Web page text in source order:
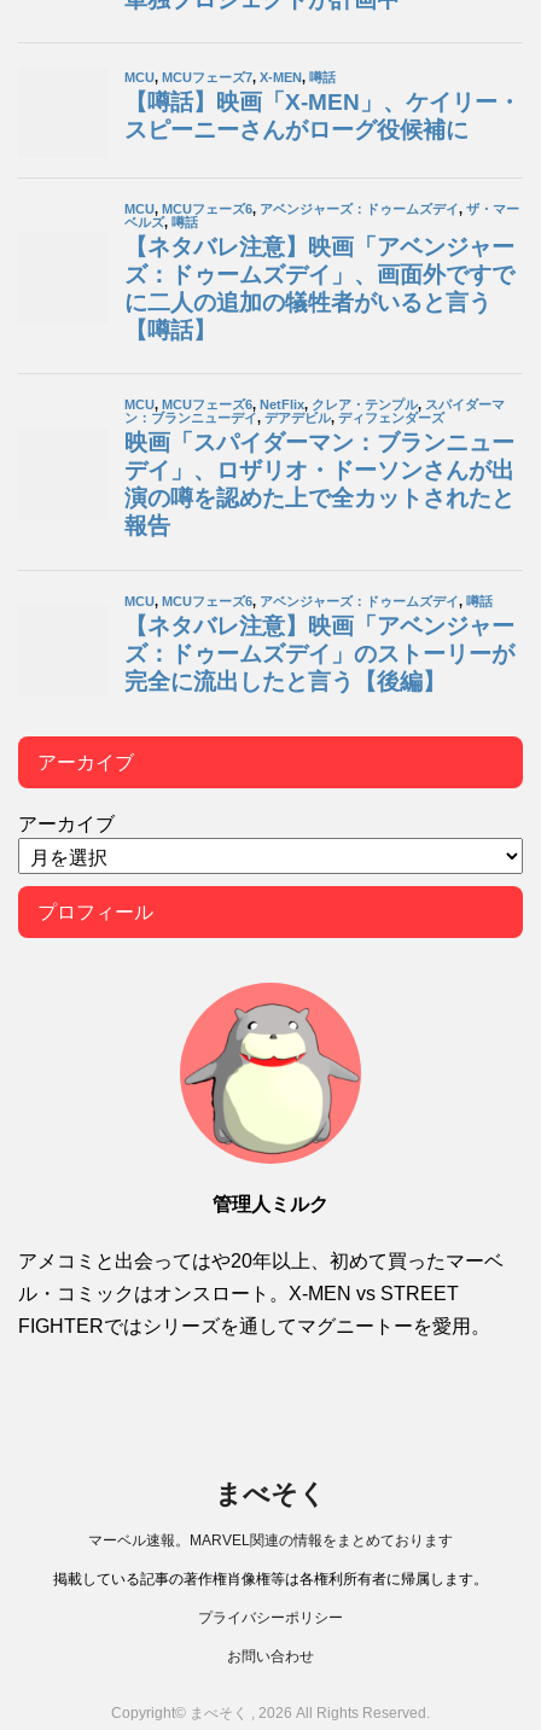
アーカイブ
アーカイブ
プロフィール
管理人ミルク
アメコミと出会ってはや20年以上、初めて買ったマーベ
ル・コミックはオンスロート。X-MEN vs STREET
FIGHTERではシリーズを通してマグニートーを愛用。
まべそく
マーベル速報。MARVEL関連の情報をまとめております
掲載している記事の著作権肖像権等は各権利所有者に帰属します。
プライバシーポリシー
お問い合わせ
Copyright© まべそく , 2026 All Rights Reserved.